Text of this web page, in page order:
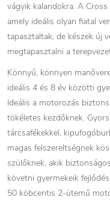
vágyik kalandokra. A
amely ideális olyan fiatal
tapasztaltak, de készek új
megtapasztalni a
Könnyű, könnyen
ideális 4 és 8 év közötti
Ideális a motorozás
tökéletes kezdőknek.
tárcsafékekkel,
magas felszereltségnek
szülőknek, akik
követni gyermekeik
50 köbcentis 2-ütemű